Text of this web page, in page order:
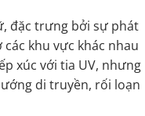
đặc trưng bởi sự phát
khu vực khác nhau
xúc với tia UV, nhưng
di truyền, rối loạn